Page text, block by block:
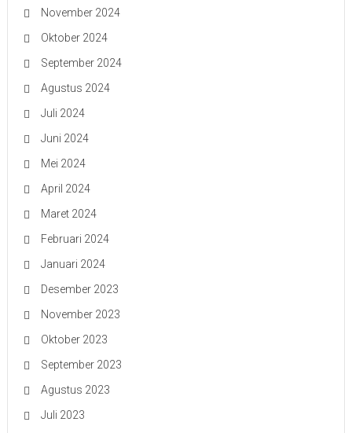
November 2024
Oktober 2024
September 2024
Agustus 2024
Juli 2024
Juni 2024
Mei 2024
April 2024
Maret 2024
Februari 2024
Januari 2024
Desember 2023
November 2023
Oktober 2023
September 2023
Agustus 2023
Juli 2023